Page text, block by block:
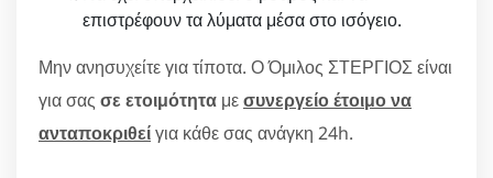
επιστρέφουν τα λύματα μέσα στο ισόγειο.
Μην ανησυχείτε για τίποτα. Ο Όμιλος ΣΤΕΡΓΙΟΣ είναι
για σας σε ετοιμότητα μεσυνεργείο έτοιμο να
ανταποκριθείγια κάθε σας ανάγκη 24h.